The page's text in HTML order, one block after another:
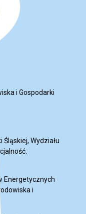
i Gospodarki
Wydziału
Energetycznych
i